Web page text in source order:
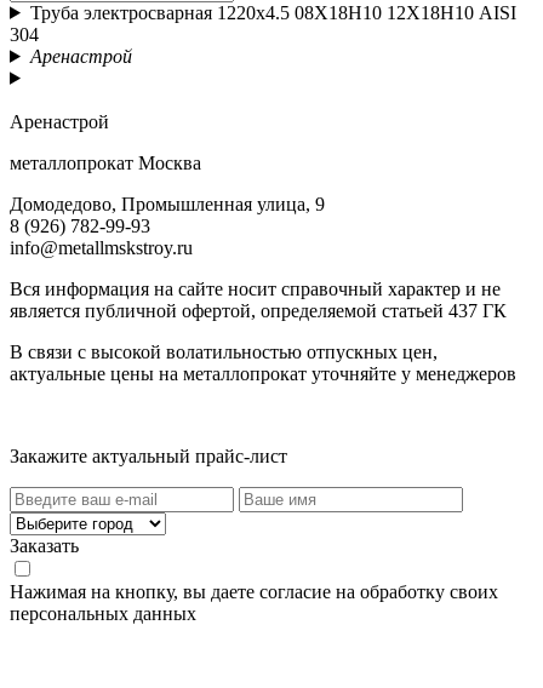
Труба электросварная 1220х4.5 08Х18Н10 12Х18Н10 AISI
304
Аренастрой
Аренастрой
металлопрокат Москва
Домодедово, Промышленная улица, 9
8 (926) 782-99-93
info@metallmskstroy.ru
Вся информация на сайте носит справочный характер и не
является публичной офертой, определяемой статьей 437 ГК
В связи с высокой волатильностью отпускных цен,
актуальные цены на металлопрокат уточняйте у менеджеров
Закажите актуальный прайс-лист
Заказать
Нажимая на кнопку, вы даете согласие на обработку своих
персональных данных